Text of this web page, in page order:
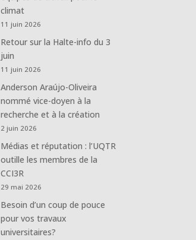
climat
11 juin 2026
Retour sur la Halte-info du 3
juin
11 juin 2026
Anderson Araújo-Oliveira
nommé vice-doyen à la
recherche et à la création
2 juin 2026
Médias et réputation : l’UQTR
outille les membres de la
CCI3R
29 mai 2026
Besoin d’un coup de pouce
pour vos travaux
universitaires?